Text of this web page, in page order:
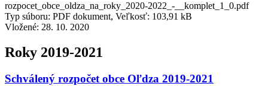
rozpocet_obce_oldza_na_roky_2020-2022_-__komplet_1_0.pdf
Typ súboru: PDF dokument, Veľkosť: 103,91 kB
Vložené: 28. 10. 2020
Roky 2019-2021
Schválený rozpočet obce Oľdza 2019-2021